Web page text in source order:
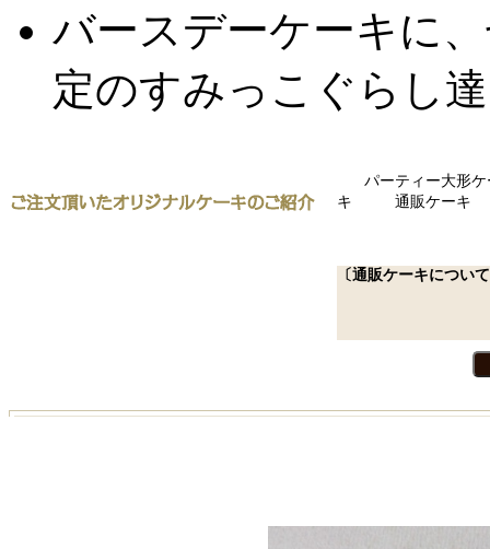
バースデーケーキに
定のすみっこぐらし
パーティー大形ケ
キ
通販ケーキ
〔通販ケーキについ